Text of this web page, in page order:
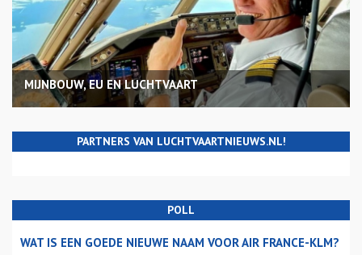
MIJNBOUW, EU EN LUCHTVAART
PARTNERS VAN LUCHTVAARTNIEUWS.NL!
POLL
WAT IS EEN GOEDE NIEUWE NAAM VOOR AIR FRANCE-KLM?